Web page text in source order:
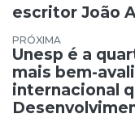
escritor João
Unesp é a
mais bem-
internacional